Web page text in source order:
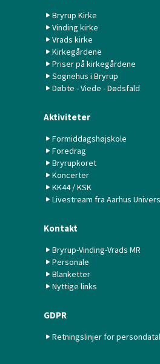
Bryrup Kirke
Vinding kirke
Vrads kirke
Kirkegårdene
Priser på kirkegårdene
Sognehus i Bryrup
Døbte - Viede - Dødsfald
Aktiviteter
Formiddagshøjskole
Foredrag
Bryrupkoret
Koncerter
KK44 / KSK
Livestream fra Aarhus
Kontakt
Bryrup-Vinding-Vrads MR
Personale
Blanketter
Nyttige links
GDPR
Retningslinjer for